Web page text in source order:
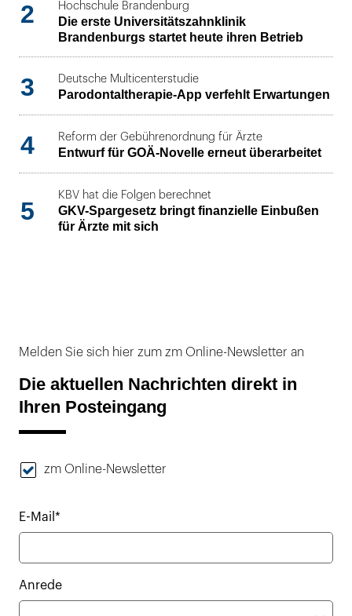
2 Hochschule Brandenburg
Die erste Universitätszahnklinik
Brandenburgs startet heute ihren Betrieb
3 Deutsche Multicenterstudie
Parodontaltherapie-App verfehlt Erwartungen
4 Reform der Gebührenordnung für Ärzte
Entwurf für GOÄ-Novelle erneut überarbeitet
5
KBV hat die Folgen berechnet
GKV-Spargesetz bringt finanzielle Einbußen
für Ärzte mit sich
Melden Sie sich hier zum zm Online-Newsletter an
Die aktuellen Nachrichten direkt in
Ihren Posteingang
zm Online-Newsletter
E-Mail*
Anrede